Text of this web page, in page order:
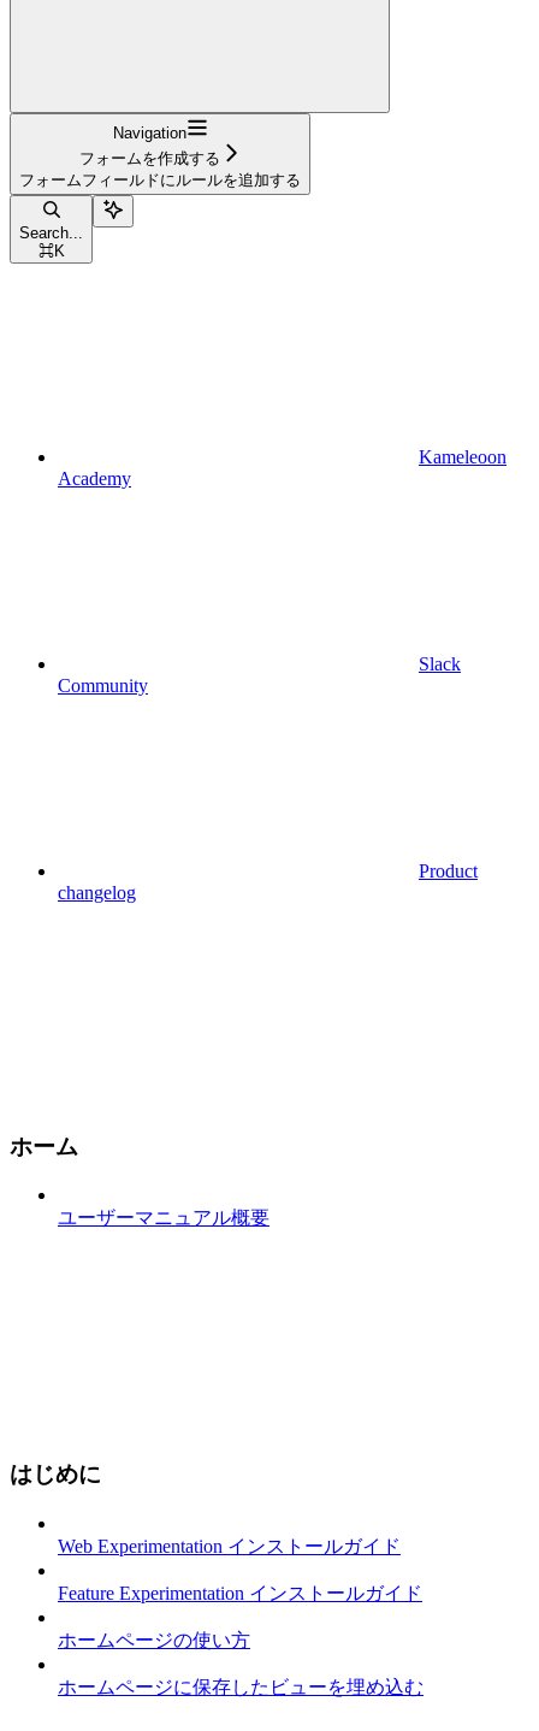
Navigation
フォームを作成する
フォームフィールドにルールを追加する
Search...
⌘K
Kameleoon
Academy
Slack
Community
Product
changelog
ホーム
ユーザーマニュアル概要
はじめに
Web Experimentation インストールガイド
Feature Experimentation インストールガイド
ホームページの使い方
ホームページに保存したビューを埋め込む